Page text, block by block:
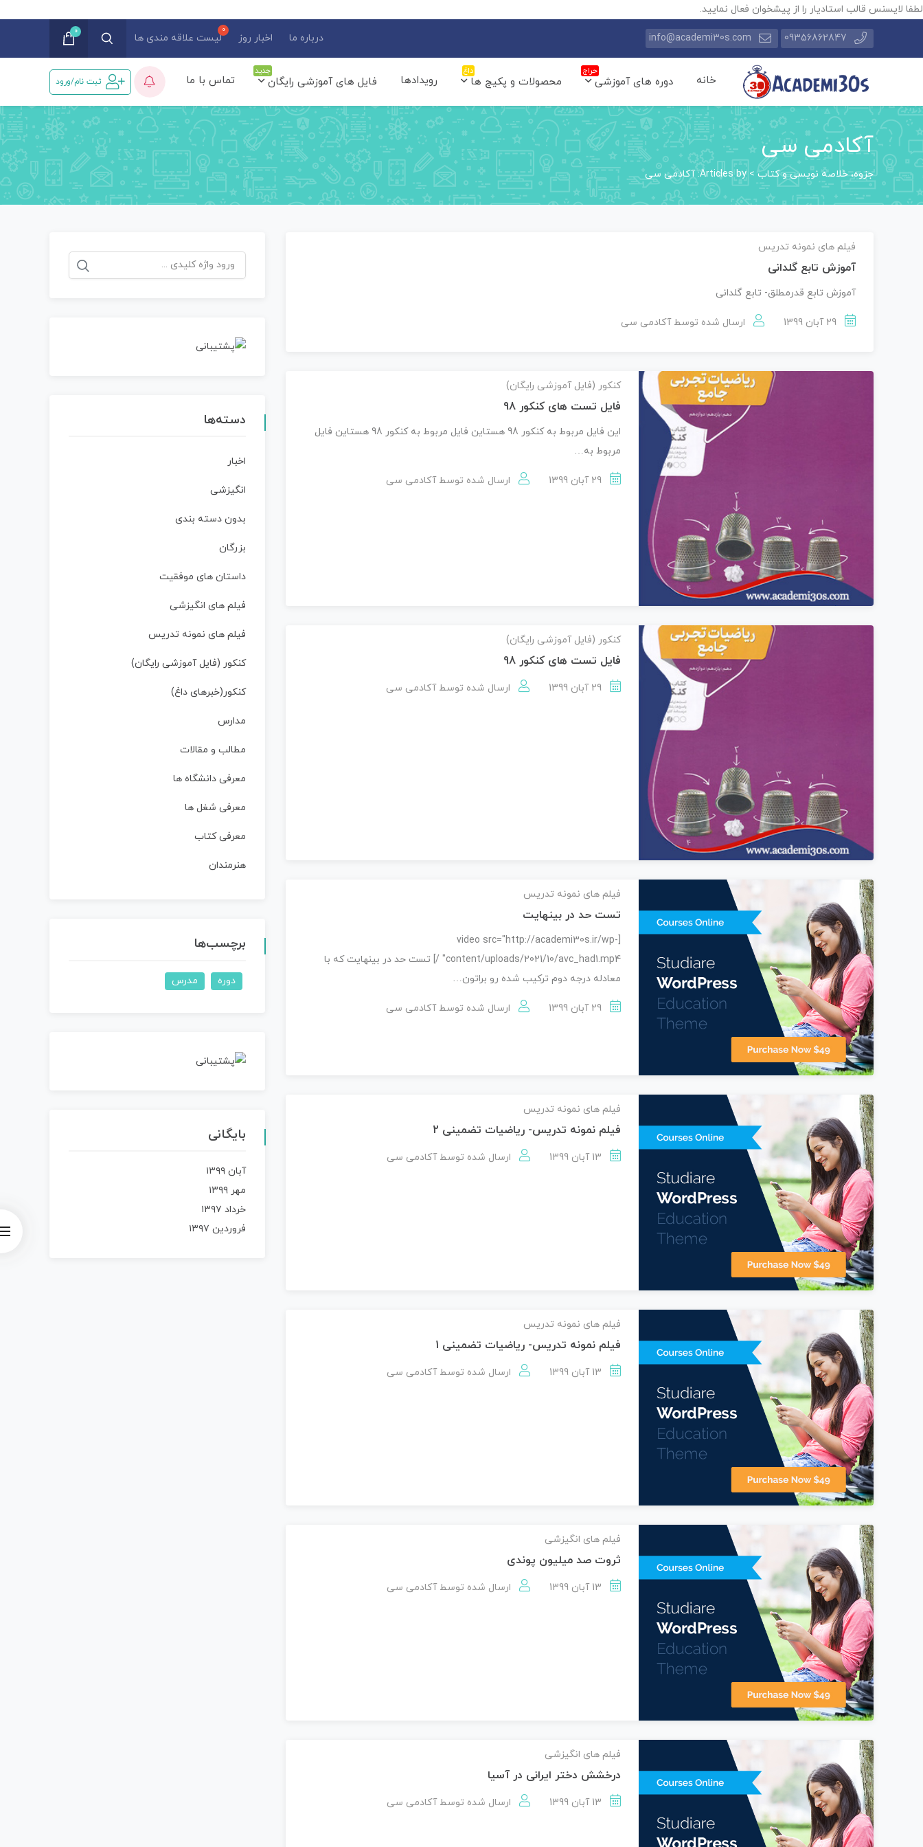
لطفا لایسنس قالب استادیار را از پیشخوان فعال نمایید.
09356862847
info@academi30s.com درباره ما اخبار روز لیست علاقه مندی ها
0
خانه دوره های آموزشی
حراج
محصولات و پکیج ها
داغ
رویدادها فایل های آموزشی رایگان
جدید
تماس با ما ثبت نام/ورود
آکادمی سی
جزوه، خلاصه نویسی و کتاب>Articles by: آکادمی سی
فیلم های نمونه تدریس
آموزش تابع گلدانی
آموزش تابع قدرمطلق- تابع گلدانی
29 آبان 1399 ارسال شده توسطآکادمی سی
کنکور (فایل آموزشی رایگان)
فایل تست های کنکور 98
این فایل مربوط به کنکور 98 هستاین فایل مربوط به کنکور 98 هستاین فایل
مربوط به…
29 آبان 1399 ارسال شده توسطآکادمی سی
کنکور (فایل آموزشی رایگان)
فایل تست های کنکور 98
29 آبان 1399 ارسال شده توسطآکادمی سی
فیلم های نمونه تدریس
تست حد در بینهایت
[video src="http://academi30s.ir/wp-
content/uploads/2021/10/avc_had1.mp4" /] تست حد در بینهایت که با
معادله درجه دوم ترکیب شده رو براتون…
29 آبان 1399 ارسال شده توسطآکادمی سی
فیلم های نمونه تدریس
فیلم نمونه تدریس- ریاضیات تضمینی 2
13 آبان 1399 ارسال شده توسطآکادمی سی
فیلم های نمونه تدریس
فیلم نمونه تدریس- ریاضیات تضمینی 1
13 آبان 1399 ارسال شده توسطآکادمی سی
فیلم های انگیزشی
ثروت صد میلیون پوندی
13 آبان 1399 ارسال شده توسطآکادمی سی
فیلم های انگیزشی
درخشش دختر ایرانی در آسیا
13 آبان 1399 ارسال شده توسطآکادمی سی
جستجو
برای:
دسته‌ها
اخبار
انگیزشی
بدون دسته بندی
بزرگان
داستان‌ های موفقیت
فیلم های انگیزشی
فیلم های نمونه تدریس
کنکور (فایل آموزشی رایگان)
کنکور(خبرهای داغ)
مدارس
مطالب و مقالات
معرفی دانشگاه ها
معرفی شغل ها
معرفی کتاب
هنرمندان
برچسب‌ها
دوره مدرس
بایگانی
آبان ۱۳۹۹
مهر ۱۳۹۹
خرداد ۱۳۹۷
فروردین ۱۳۹۷